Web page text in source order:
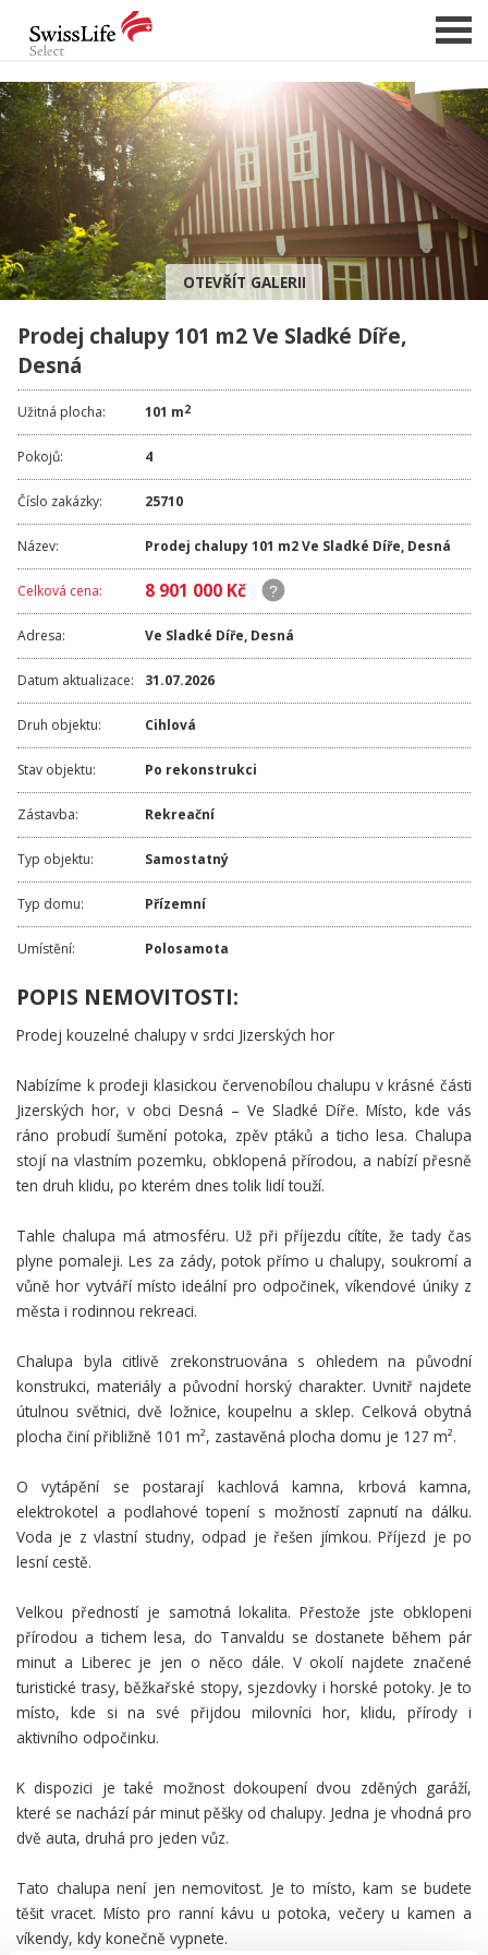
NABÍDKA NEMOVITOSTÍ
CHCI PRODAT / PRONAJMOUT
HLÍDAT NOVÉ NABÍDKY
CHCI OCENIT NEMOVITOST
O NÁS
REFERENCE
KARIÉRA
FINANCOVÁNÍ / HYPOTÉKA
KONTAKT
OTEVŘÍT GALERII
Prodej chalupy 101 m2 Ve Sladké Díře,
Desná
Užitná plocha: 101 m2
Pokojů: 4
Číslo zakázky: 25710
Název: Prodej chalupy 101 m2 Ve Sladké Díře, Desná
Celková cena: 8 901 000 Kč
Adresa: Ve Sladké Díře, Desná
Datum aktualizace: 31.07.2026
Druh objektu: Cihlová
Stav objektu: Po rekonstrukci
Zástavba: Rekreační
Typ objektu: Samostatný
Typ domu: Přízemní
Umístění: Polosamota
POPIS NEMOVITOSTI:
Prodej kouzelné chalupy v srdci Jizerských hor
Nabízíme k prodeji klasickou červenobílou chalupu v krásné části
Jizerských hor, v obci Desná – Ve Sladké Díře. Místo, kde vás
ráno probudí šumění potoka, zpěv ptáků a ticho lesa. Chalupa
stojí na vlastním pozemku, obklopená přírodou, a nabízí přesně
ten druh klidu, po kterém dnes tolik lidí touží.
Tahle chalupa má atmosféru. Už při příjezdu cítíte, že tady čas
plyne pomaleji. Les za zády, potok přímo u chalupy, soukromí a
vůně hor vytváří místo ideální pro odpočinek, víkendové úniky z
města i rodinnou rekreaci.
Chalupa byla citlivě zrekonstruována s ohledem na původní
konstrukci, materiály a původní horský charakter. Uvnitř najdete
útulnou světnici, dvě ložnice, koupelnu a sklep. Celková obytná
plocha činí přibližně 101 m², zastavěná plocha domu je 127 m².
O vytápění se postarají kachlová kamna, krbová kamna,
elektrokotel a podlahové topení s možností zapnutí na dálku.
Voda je z vlastní studny, odpad je řešen jímkou. Příjezd je po
lesní cestě.
Velkou předností je samotná lokalita. Přestože jste obklopeni
přírodou a tichem lesa, do Tanvaldu se dostanete během pár
minut a Liberec je jen o něco dále. V okolí najdete značené
turistické trasy, běžkařské stopy, sjezdovky i horské potoky. Je to
místo, kde si na své přijdou milovníci hor, klidu, přírody i
aktivního odpočinku.
K dispozici je také možnost dokoupení dvou zděných garáží,
které se nachází pár minut pěšky od chalupy. Jedna je vhodná pro
dvě auta, druhá pro jeden vůz.
Tato chalupa není jen nemovitost. Je to místo, kam se budete
těšit vracet. Místo pro ranní kávu u potoka, večery u kamen a
víkendy, kdy konečně vypnete.